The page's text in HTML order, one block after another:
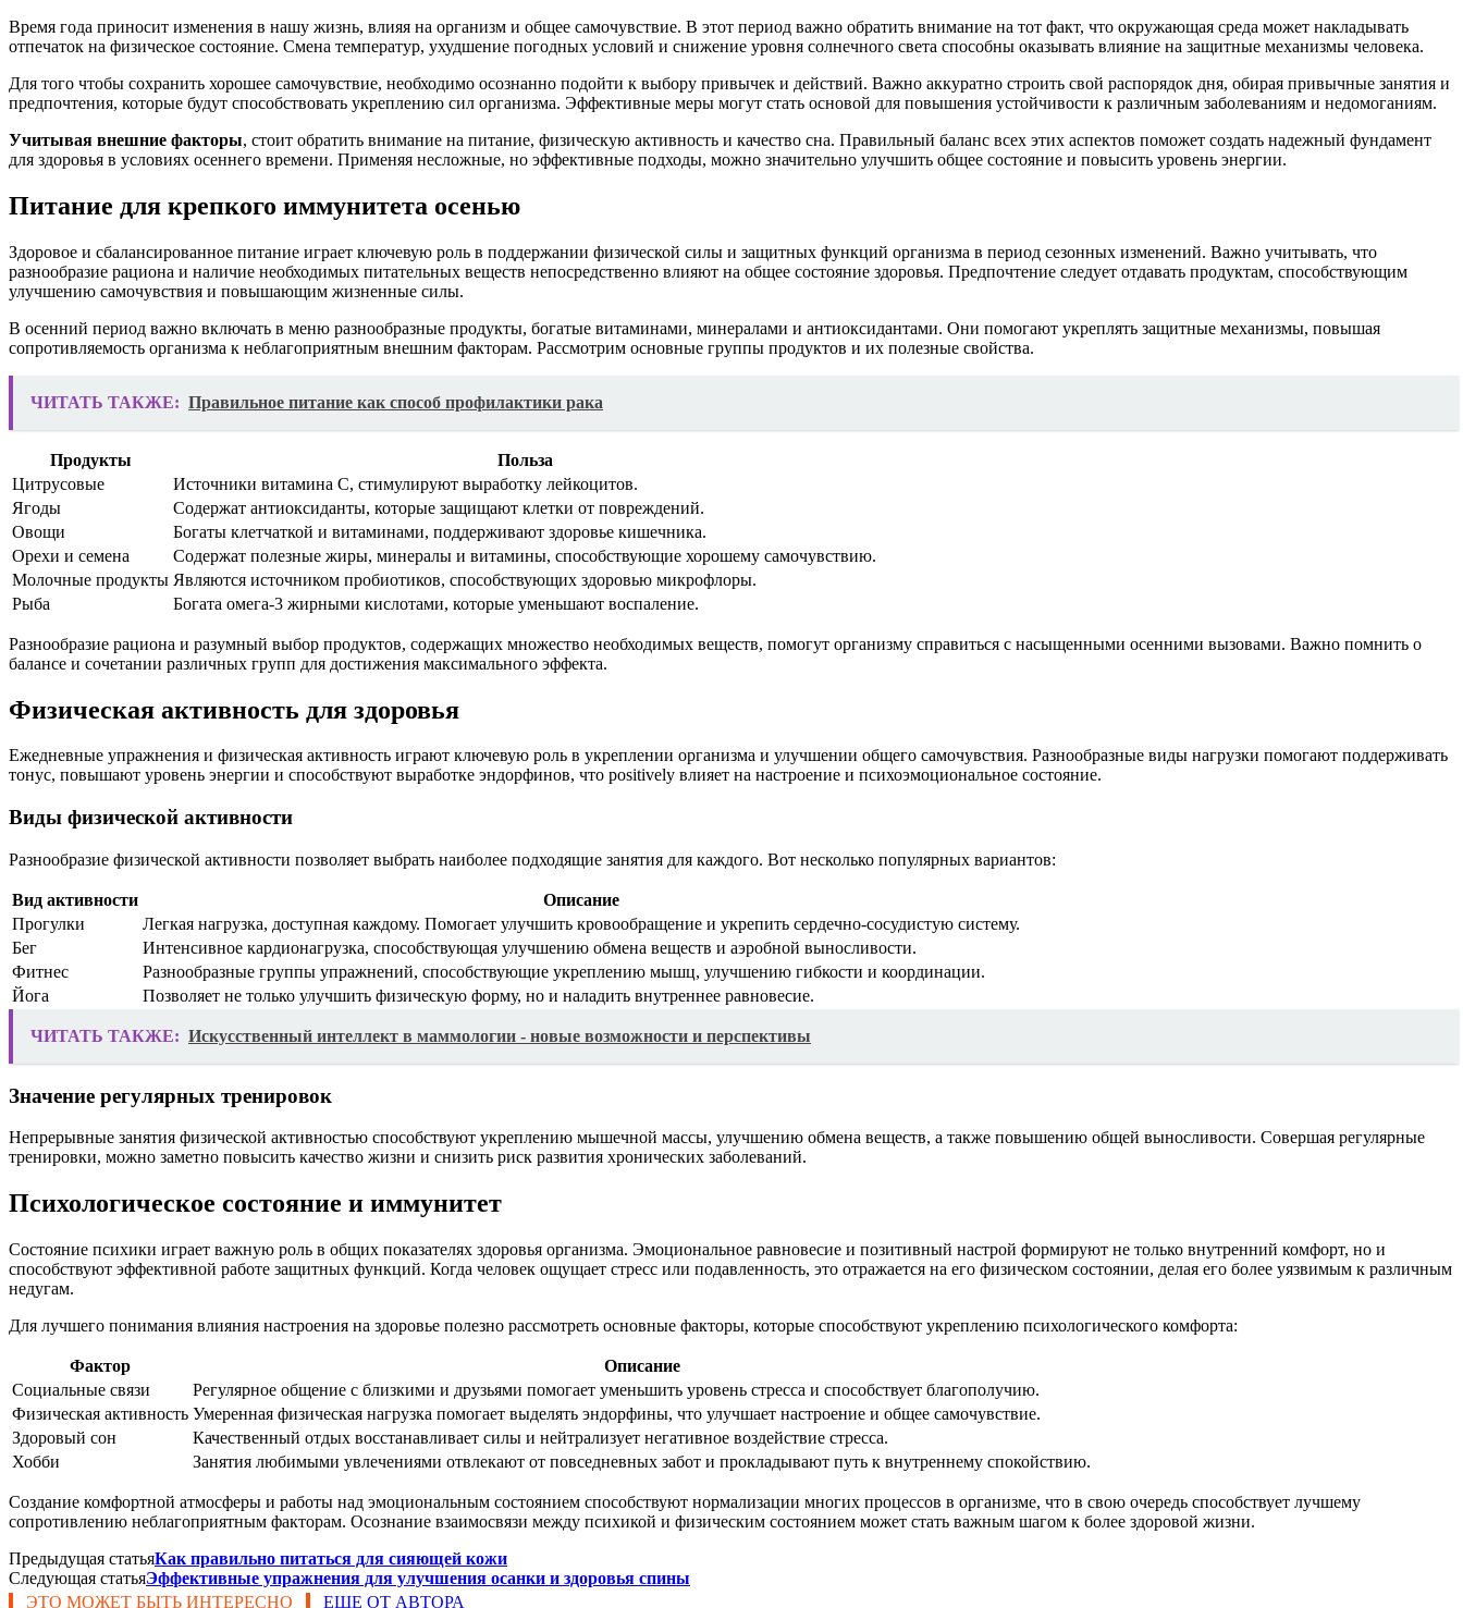
Время года приносит изменения в нашу жизнь, влияя на организм и общее самочувствие. В этот период важно обратить внимание на тот факт, что окружающая среда может накладывать
отпечаток на физическое состояние. Смена температур, ухудшение погодных условий и снижение уровня солнечного света способны оказывать влияние на защитные механизмы человека.
Для того чтобы сохранить хорошее самочувствие, необходимо осознанно подойти к выбору привычек и действий. Важно аккуратно строить свой распорядок дня, обирая привычные занятия и
предпочтения, которые будут способствовать укреплению сил организма. Эффективные меры могут стать основой для повышения устойчивости к различным заболеваниям и недомоганиям.
Учитывая внешние факторы, стоит обратить внимание на питание, физическую активность и качество сна. Правильный баланс всех этих аспектов поможет создать надежный фундамент
для здоровья в условиях осеннего времени. Применяя несложные, но эффективные подходы, можно значительно улучшить общее состояние и повысить уровень энергии.
Питание для крепкого иммунитета осенью
Здоровое и сбалансированное питание играет ключевую роль в поддержании физической силы и защитных функций организма в период сезонных изменений. Важно учитывать, что
разнообразие рациона и наличие необходимых питательных веществ непосредственно влияют на общее состояние здоровья. Предпочтение следует отдавать продуктам, способствующим
улучшению самочувствия и повышающим жизненные силы.
В осенний период важно включать в меню разнообразные продукты, богатые витаминами, минералами и антиоксидантами. Они помогают укреплять защитные механизмы, повышая
сопротивляемость организма к неблагоприятным внешним факторам. Рассмотрим основные группы продуктов и их полезные свойства.
ЧИТАТЬ ТАКЖЕ: Правильное питание как способ профилактики рака
Продукты
Польза
Цитрусовые
Источники витамина C, стимулируют выработку лейкоцитов.
Ягоды
Содержат антиоксиданты, которые защищают клетки от повреждений.
Овощи
Богаты клетчаткой и витаминами, поддерживают здоровье кишечника.
Орехи и семена
Содержат полезные жиры, минералы и витамины, способствующие хорошему самочувствию.
Молочные продукты Являются источником пробиотиков, способствующих здоровью микрофлоры.
Рыба
Богата омега-3 жирными кислотами, которые уменьшают воспаление.
Разнообразие рациона и разумный выбор продуктов, содержащих множество необходимых веществ, помогут организму справиться с насыщенными осенними вызовами. Важно помнить о
балансе и сочетании различных групп для достижения максимального эффекта.
Физическая активность для здоровья
Ежедневные упражнения и физическая активность играют ключевую роль в укреплении организма и улучшении общего самочувствия. Разнообразные виды нагрузки помогают поддерживать
тонус, повышают уровень энергии и способствуют выработке эндорфинов, что positively влияет на настроение и психоэмоциональное состояние.
Виды физической активности
Разнообразие физической активности позволяет выбрать наиболее подходящие занятия для каждого. Вот несколько популярных вариантов:
Вид активности
Описание
Прогулки
Легкая нагрузка, доступная каждому. Помогает улучшить кровообращение и укрепить сердечно-сосудистую систему.
Бег
Интенсивное кардионагрузка, способствующая улучшению обмена веществ и аэробной выносливости.
Фитнес
Разнообразные группы упражнений, способствующие укреплению мышц, улучшению гибкости и координации.
Йога
Позволяет не только улучшить физическую форму, но и наладить внутреннее равновесие.
ЧИТАТЬ ТАКЖЕ: Искусственный интеллект в маммологии - новые возможности и перспективы
Значение регулярных тренировок
Непрерывные занятия физической активностью способствуют укреплению мышечной массы, улучшению обмена веществ, а также повышению общей выносливости. Совершая регулярные
тренировки, можно заметно повысить качество жизни и снизить риск развития хронических заболеваний.
Психологическое состояние и иммунитет
Состояние психики играет важную роль в общих показателях здоровья организма. Эмоциональное равновесие и позитивный настрой формируют не только внутренний комфорт, но и
способствуют эффективной работе защитных функций. Когда человек ощущает стресс или подавленность, это отражается на его физическом состоянии, делая его более уязвимым к различным
недугам.
Для лучшего понимания влияния настроения на здоровье полезно рассмотреть основные факторы, которые способствуют укреплению психологического комфорта:
Фактор
Описание
Социальные связи
Регулярное общение с близкими и друзьями помогает уменьшить уровень стресса и способствует благополучию.
Физическая активность Умеренная физическая нагрузка помогает выделять эндорфины, что улучшает настроение и общее самочувствие.
Здоровый сон
Качественный отдых восстанавливает силы и нейтрализует негативное воздействие стресса.
Хобби
Занятия любимыми увлечениями отвлекают от повседневных забот и прокладывают путь к внутреннему спокойствию.
Создание комфортной атмосферы и работы над эмоциональным состоянием способствуют нормализации многих процессов в организме, что в свою очередь способствует лучшему
сопротивлению неблагоприятным факторам. Осознание взаимосвязи между психикой и физическим состоянием может стать важным шагом к более здоровой жизни.
Предыдущая статьяКак правильно питаться для сияющей кожи
Следующая статьяЭффективные упражнения для улучшения осанки и здоровья спины
ЭТО МОЖЕТ БЫТЬ ИНТЕРЕСНО
ЕЩЕ ОТ АВТОРА